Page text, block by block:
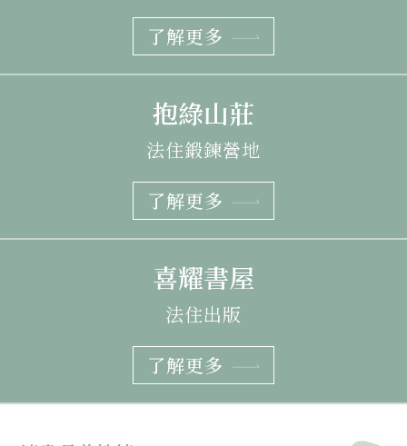
了解更多
抱綠山莊
法住鍛鍊營地
了解更多
喜耀書屋
法住出版
了解更多